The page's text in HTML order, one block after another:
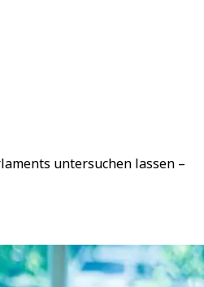
untersuchen lassen –